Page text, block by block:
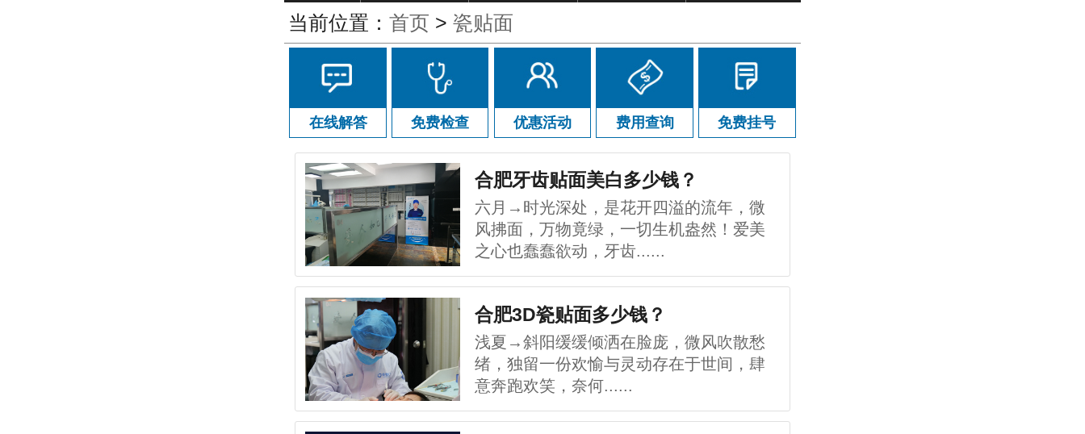
当前位置： 首页 > 瓷贴面
在线解答 免费检查 优惠活动 费用查询 免费挂号
合肥牙齿贴面美白多少钱？
六月→时光深处，是花开四溢的流年，微
风拂面，万物竟绿，一切生机盎然！爱美
之心也蠢蠢欲动，牙齿......
合肥3D瓷贴面多少钱？
浅夏→斜阳缓缓倾洒在脸庞，微风吹散愁
绪，独留一份欢愉与灵动存在于世间，肆
意奔跑欢笑，奈何......